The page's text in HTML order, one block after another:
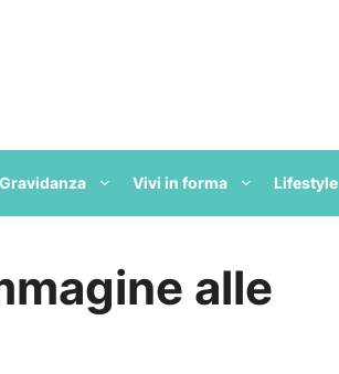
Gravidanza Vivi in forma Lifestyle
alle